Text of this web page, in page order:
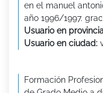
en el manuel
año 1996/1997.
Usuario en
Usuario en ciudad:
Formación